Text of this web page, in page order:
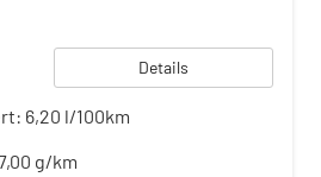
Details
6,20 l/100km
g/km